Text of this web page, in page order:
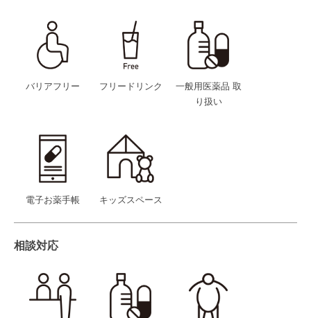
バリアフリー フリードリンク
一般用医薬品 取
り扱い
電子お薬手帳 キッズスペース
相談対応